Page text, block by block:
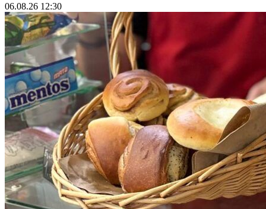
06.08.26 12:30